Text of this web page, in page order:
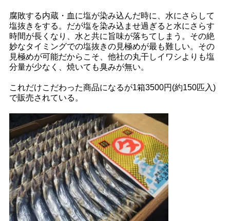
腐敗する内蔵・血に塩が染み込んだ時に、水にさらして
塩抜きをする。だが塩を染み込ませ過ぎると水にさらす
時間が長くなり、水と共に旨味が落ちてしまう。その絶
妙なタイミングでの塩抜きの見極めが最も難しい。その
見極めが可能だからこそ、他社の丸干しイワシよりも塩
分量が少なく、焼いても臭みが無い。
これだけこだわった商品になるが1箱3500円(約150匹入)
で販売されている。